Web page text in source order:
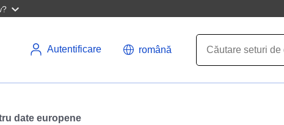
Autentificare română
date europene